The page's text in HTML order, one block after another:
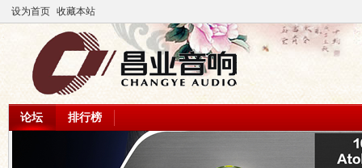
设为首页 收藏本站
论坛 排行榜